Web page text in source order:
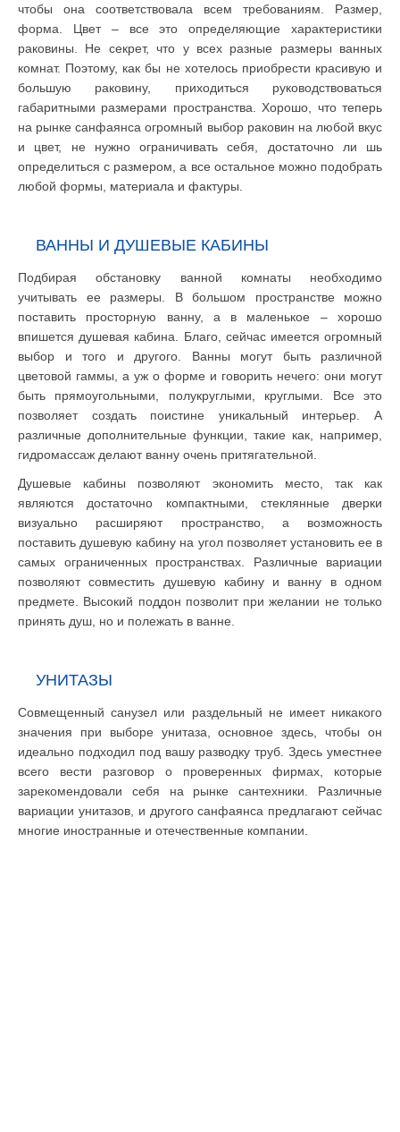
чтобы она соответствовала всем требованиям. Размер,
форма. Цвет – все это определяющие характеристики
раковины. Не секрет, что у всех разные размеры ванных
комнат. Поэтому, как бы не хотелось приобрести красивую и
большую раковину, приходиться руководствоваться
габаритными размерами пространства. Хорошо, что теперь
на рынке санфаянса огромный выбор раковин на любой вкус
и цвет, не нужно ограничивать себя, достаточно ли шь
определиться с размером, а все остальное можно подобрать
любой формы, материала и фактуры.
ВАННЫ И ДУШЕВЫЕ КАБИНЫ
Подбирая обстановку ванной комнаты необходимо
учитывать ее размеры. В большом пространстве можно
поставить просторную ванну, а в маленькое – хорошо
впишется душевая кабина. Благо, сейчас имеется огромный
выбор и того и другого. Ванны могут быть различной
цветовой гаммы, а уж о форме и говорить нечего: они могут
быть прямоугольными, полукруглыми, круглыми. Все это
позволяет создать поистине уникальный интерьер. А
различные дополнительные функции, такие как, например,
гидромассаж делают ванну очень притягательной.
Душевые кабины позволяют экономить место, так как
являются достаточно компактными, стеклянные дверки
визуально расширяют пространство, а возможность
поставить душевую кабину на угол позволяет установить ее в
самых ограниченных пространствах. Различные вариации
позволяют совместить душевую кабину и ванну в одном
предмете. Высокий поддон позволит при желании не только
принять душ, но и полежать в ванне.
УНИТАЗЫ
Совмещенный санузел или раздельный не имеет никакого
значения при выборе унитаза, основное здесь, чтобы он
идеально подходил под вашу разводку труб. Здесь уместнее
всего вести разговор о проверенных фирмах, которые
зарекомендовали себя на рынке сантехники. Различные
вариации унитазов, и другого санфаянса предлагают сейчас
многие иностранные и отечественные компании.